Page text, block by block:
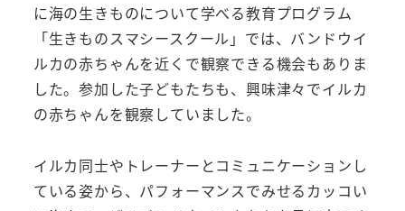
に海の生きものについて学べる教育プログラム
「生きものスマシースクール」では、バンドウイ
ルカの赤ちゃんを近くで観察できる機会もありま
した。参加した子どもたちも、興味津々でイルカ
の赤ちゃんを観察していました。
イルカ同士やトレーナーとコミュニケーションし
ている姿から、パフォーマンスでみせるカッコい